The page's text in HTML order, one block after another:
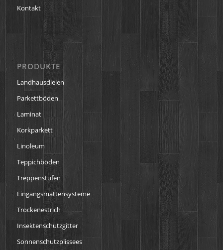
Kontakt
PRODUKTE
Landhausdielen
Parkettböden
Laminat
Korkparkett
Linoleum
Teppichböden
Treppenstufen
Eingangsmattensysteme
Trockenestrich
Insektenschutzgitter
Sonnenschutzplissees